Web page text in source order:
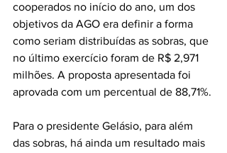
cooperados no início do ano, um dos
objetivos da AGO era definir a forma
como seriam distribuídas as sobras, que
no último exercício foram de R$ 2,971
milhões. A proposta apresentada foi
aprovada com um percentual de 88,71%.
Para o presidente Gelásio, para além
das sobras, há ainda um resultado mais